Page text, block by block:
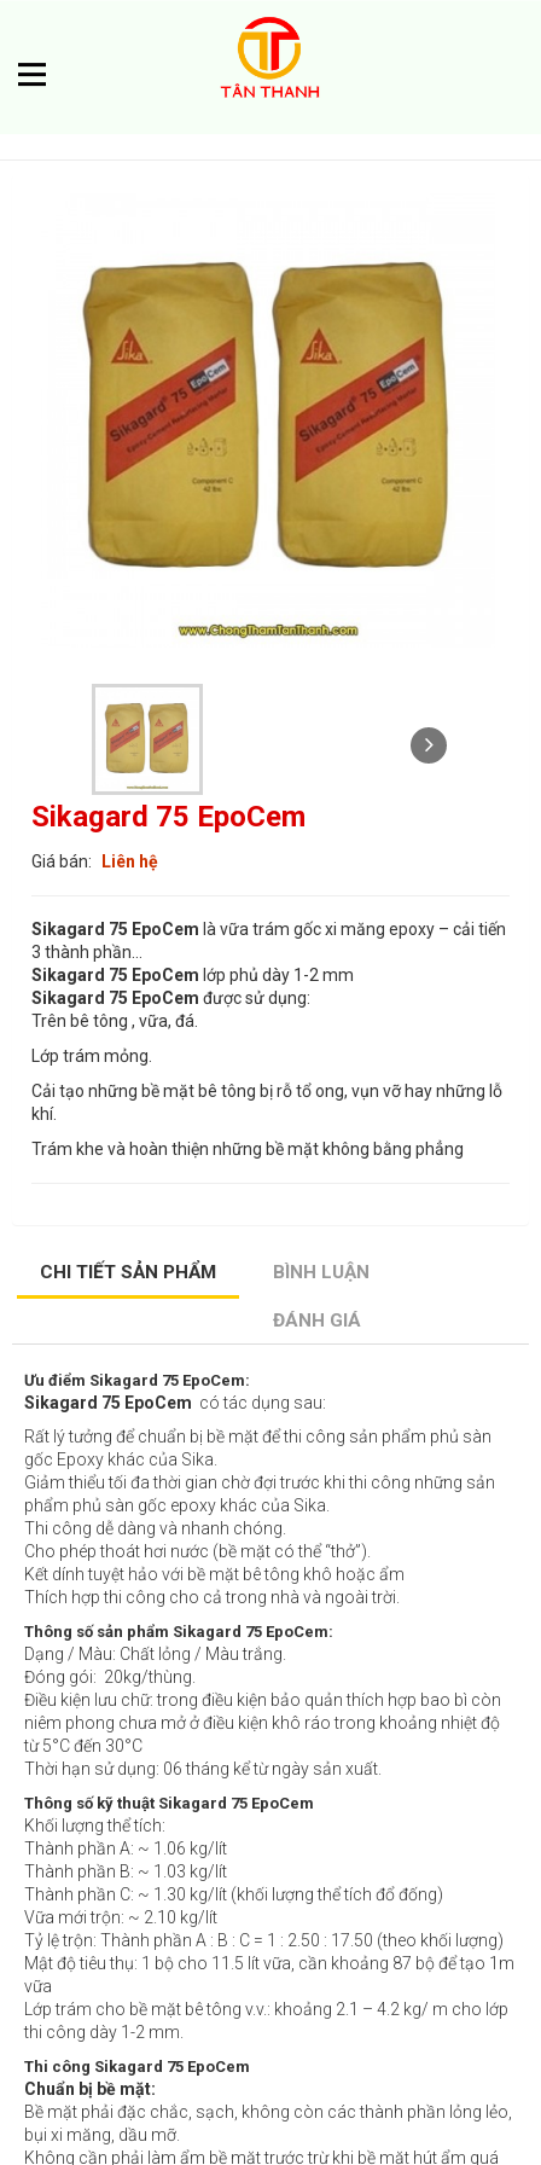
Sikagard 75 EpoCem
Giá bán: Liên hệ
Sikagard 75 EpoCem là vữa trám gốc xi măng epoxy – cải tiến
3 thành phần…
Sikagard 75 EpoCem lớp phủ dày 1-2 mm
Sikagard 75 EpoCem được sử dụng:
Trên bê tông , vữa, đá.
Lớp trám mỏng.
Cải tạo những bề mặt bê tông bị rỗ tổ ong, vụn vỡ hay những lỗ
khí.
Trám khe và hoàn thiện những bề mặt không bằng phẳng
CHI TIẾT SẢN PHẨM BÌNH LUẬN
ĐÁNH GIÁ
Ưu điểm Sikagard 75 EpoCem:
Sikagard 75 EpoCem có tác dụng sau:
Rất lý tưởng để chuẩn bị bề mặt để thi công sản phẩm phủ sàn
gốc Epoxy khác của Sika.
Giảm thiểu tối đa thời gian chờ đợi trước khi thi công những sản
phẩm phủ sàn gốc epoxy khác của Sika.
Thi công dễ dàng và nhanh chóng.
Cho phép thoát hơi nước (bề mặt có thể “thở”).
Kết dính tuyệt hảo với bề mặt bê tông khô hoặc ẩm
Thích hợp thi công cho cả trong nhà và ngoài trời.
Thông số sản phẩm Sikagard 75 EpoCem:
Dạng / Màu: Chất lỏng / Màu trắng.
Đóng gói: 20kg/thùng.
Điều kiện lưu chữ: trong điều kiện bảo quản thích hợp bao bì còn
niêm phong chưa mở ở điều kiện khô ráo trong khoảng nhiệt độ
từ 5°C đến 30°C
Thời hạn sử dụng: 06 tháng kể từ ngày sản xuất.
Thông số kỹ thuật Sikagard 75 EpoCem
Khối lượng thể tích:
Thành phần A: ~ 1.06 kg/lít
Thành phần B: ~ 1.03 kg/lít
Thành phần C: ~ 1.30 kg/lít (khối lượng thể tích đổ đống)
Vữa mới trộn: ~ 2.10 kg/lít
Tỷ lệ trộn: Thành phần A : B : C = 1 : 2.50 : 17.50 (theo khối lượng)
Mật độ tiêu thụ: 1 bộ cho 11.5 lít vữa, cần khoảng 87 bộ để tạo 1m
vữa
Lớp trám cho bề mặt bê tông v.v.: khoảng 2.1 – 4.2 kg/ m cho lớp
thi công dày 1-2 mm.
Thi công Sikagard 75 EpoCem
Chuẩn bị bề mặt:
Bề mặt phải đặc chắc, sạch, không còn các thành phần lỏng lẻo,
bụi xi măng, dầu mỡ.
Không cần phải làm ẩm bề mặt trước trừ khi bề mặt hút ẩm quá